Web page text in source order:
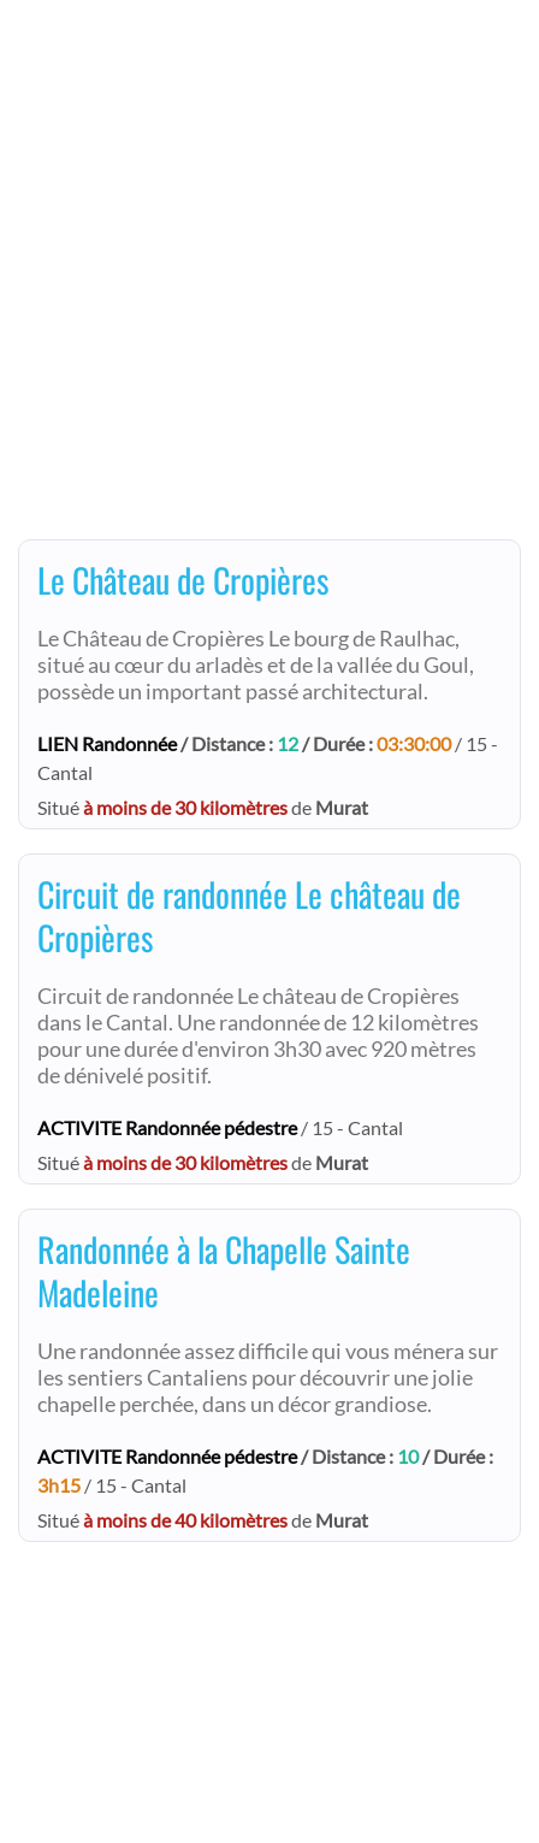
Le Château de Cropières
Le Château de Cropières Le bourg de Raulhac,
situé au cœur du arladès et de la vallée du Goul,
possède un important passé architectural.
LIEN Randonnée/ Distance : 12/ Durée :03:30:00/ 15 -
Cantal
Situéà moins de 30 kilomètresde Murat
Circuit de randonnée Le château de
Cropières
Circuit de randonnée Le château de Cropières
dans le Cantal. Une randonnée de 12 kilomètres
pour une durée d'environ 3h30 avec 920 mètres
de dénivelé positif.
ACTIVITE Randonnée pédestre/ 15 - Cantal
Situéà moins de 30 kilomètresde Murat
Randonnée à la Chapelle Sainte
Madeleine
Une randonnée assez difficile qui vous ménera sur
les sentiers Cantaliens pour découvrir une jolie
chapelle perchée, dans un décor grandiose.
ACTIVITE Randonnée pédestre/ Distance : 10/ Durée :
3h15 / 15 - Cantal
Situéà moins de 40 kilomètresde Murat